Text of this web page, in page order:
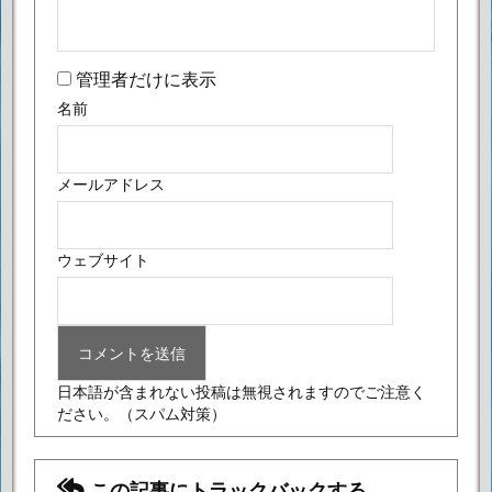
管理者だけに表示
名前
メールアドレス
ウェブサイト
日本語が含まれない投稿は無視されますのでご注意く
ださい。
（スパム対策）